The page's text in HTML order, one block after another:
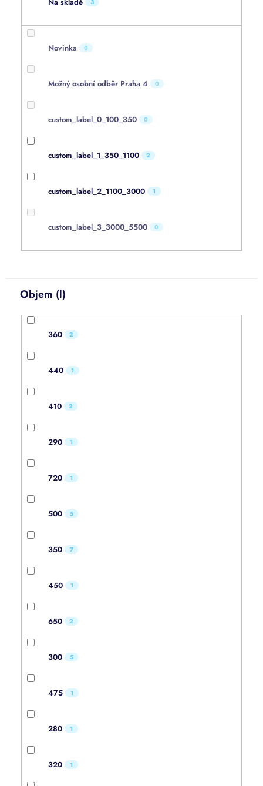
3
Novinka 0
Možný osobní odběr Praha 4 0
custom_label_0_100_350 0
custom_label_1_350_1100 2
custom_label_2_1100_3000 1
custom_label_3_3000_5500 0
Objem (l)
360 2
440 1
410 2
290 1
720 1
500 5
350 7
450 1
650 2
300 5
475 1
280 1
320 1